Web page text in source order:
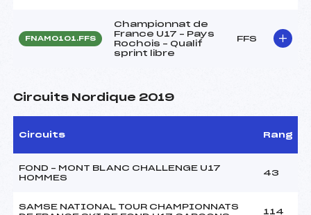
FNAM0101.FFS
Championnat de
France U17 – Pays
Rochois – Qualif
sprint libre
FFS
Circuits Nordique 2019
Circuits Rang
FOND – MONT BLANC CHALLENGE U17
HOMMES
43
SAMSE NATIONAL TOUR CHAMPIONNATS
114